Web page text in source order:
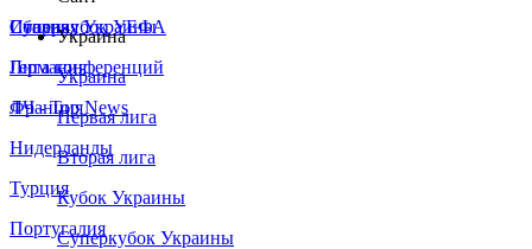
Сборная Украины
Италия
Германия
Франция
Нидерланды
Турция
Португалия
Суперкубок УЕФА
Лига конференций
ЛЧ - Top News
Украина
Украина
Первая лига
Вторая лига
Кубок Украины
Суперкубок Украины